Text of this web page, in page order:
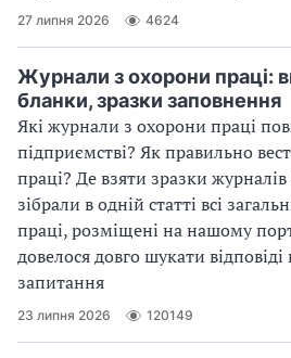
27 липня 2026 4624
Журнали з охорони праці:
бланки, зразки заповнення
Які журнали з охорони праці
підприємстві? Як правильно
праці? Де взяти зразки
зібрали в одній статті всі
праці, розміщені на нашому
довелося довго шукати відповіді
запитання
23 липня 2026 120149